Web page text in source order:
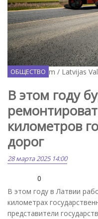
Facebook.com / Latvijas
ОБЩЕСТВО
В этом году
километров
дорог
28 марта 2025 14:00
0
В этом году в Латвии
километрах
представители